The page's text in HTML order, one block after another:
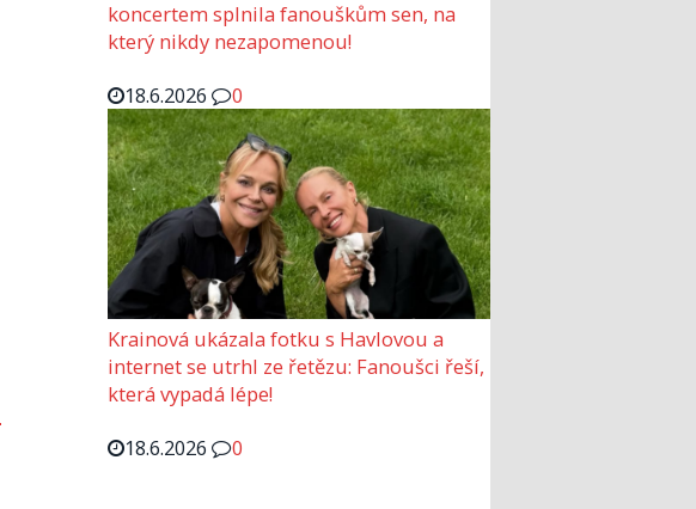
koncertem splnila fanouškům sen, na
který nikdy nezapomenou!
18.6.2026
0
Krainová ukázala fotku s Havlovou a
internet se utrhl ze řetězu: Fanoušci řeší,
která vypadá lépe!
18.6.2026
0